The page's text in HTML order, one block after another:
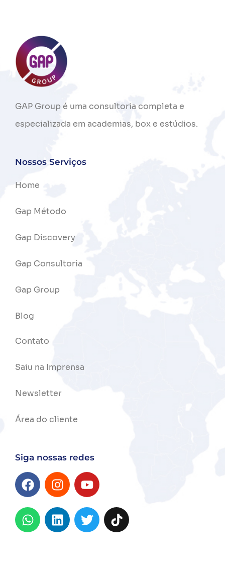
GAP Group é uma consultoria completa e
especializada em academias, box e estúdios.
Nossos Serviços
Home
Gap Método
Gap Discovery
Gap Consultoria
Gap Group
Blog
Contato
Saiu na Imprensa
Newsletter
Área do cliente
Siga nossas redes